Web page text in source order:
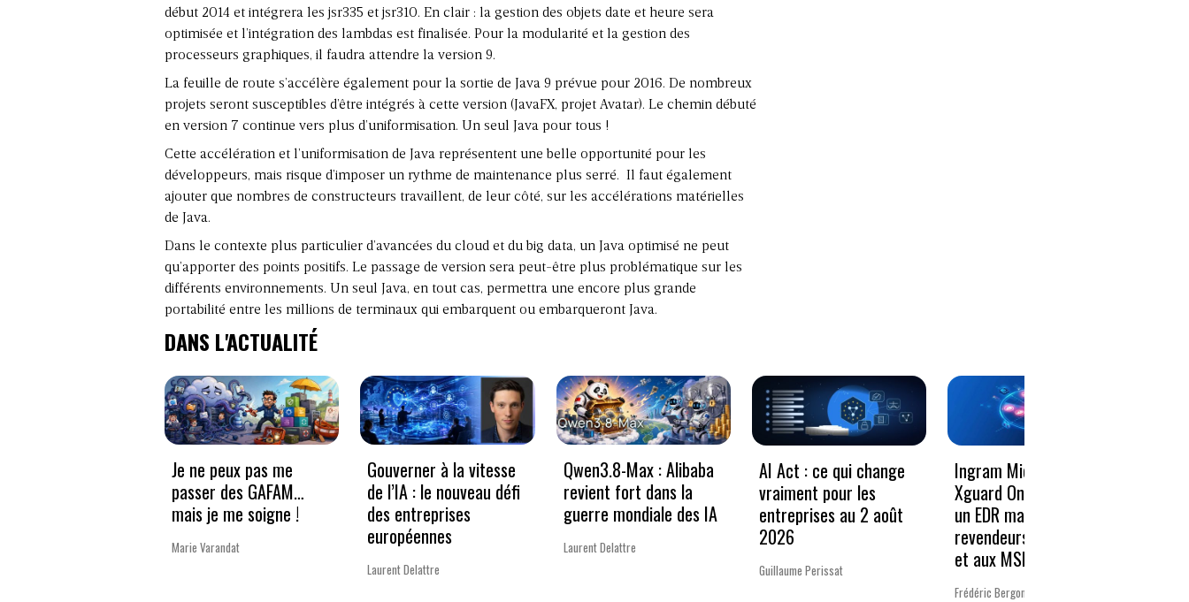
début 2014 et intégrera les jsr335 et jsr310. En clair : la gestion des objets date et heure sera
optimisée et l’intégration des lambdas est finalisée. Pour la modularité et la gestion des
processeurs graphiques, il faudra attendre la version 9.
La feuille de route s’accélère également pour la sortie de Java 9 prévue pour 2016. De nombreux
projets seront susceptibles d’être intégrés à cette version (JavaFX, projet Avatar). Le chemin débuté
en version 7 continue vers plus d’uniformisation. Un seul Java pour tous !
Cette accélération et l’uniformisation de Java représentent une belle opportunité pour les
développeurs, mais risque d’imposer un rythme de maintenance plus serré. Il faut également
ajouter que nombres de constructeurs travaillent, de leur côté, sur les accélérations matérielles
de Java.
Dans le contexte plus particulier d’avancées du cloud et du big data, un Java optimisé ne peut
qu’apporter des points positifs. Le passage de version sera peut-être plus problématique sur les
différents environnements. Un seul Java, en tout cas, permettra une encore plus grande
portabilité entre les millions de terminaux qui embarquent ou embarqueront Java.
DANS L'ACTUALITÉ
Je ne peux pas me
passer des GAFAM…
mais je me soigne !
Marie Varandat
Gouverner à la vitesse
de l’IA : le nouveau défi
des entreprises
européennes
Laurent Delattre
Qwen3.8-Max : Alibaba
revient fort dans la
guerre mondiale des IA
Laurent Delattre
AI Act : ce qui change
vraiment pour les
entreprises au 2 août
2026
Guillaume Perissat
Ingram Micro et
Xguard One proposent
un EDR managé aux
revendeurs Microsoft
et aux MSP
Frédéric Bergonzoli